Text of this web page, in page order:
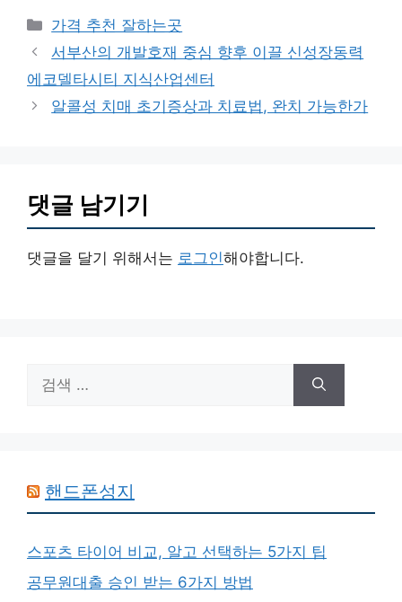
카
테
고
리
가격 추천 잘하는곳
서부산의 개발호재 중심 향후 이끌 신성장동력
에코델타시티 지식산업센터
알콜성 치매 초기증상과 치료법, 완치 가능한가
댓글 남기기
댓글을 달기 위해서는 로그인해야합니다.
색:
핸드폰성지
스포츠 타이어 비교, 알고 선택하는 5가지 팁
공무원대출 승인 받는 6가지 방법